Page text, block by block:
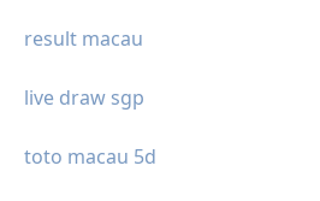
result macau
live draw sgp
toto macau 5d